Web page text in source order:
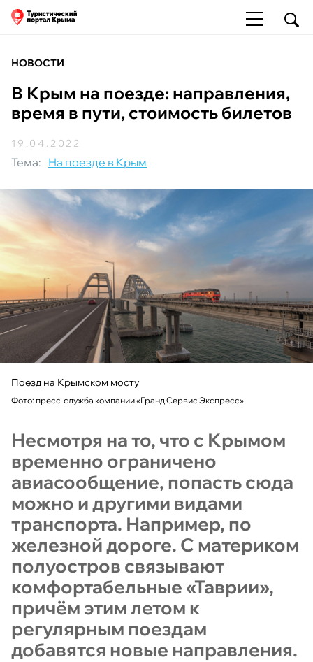
НОВОСТИ
В Крым на поезде: направления,
время в пути, стоимость билетов
19.04.2022
Тема: На поезде в Крым
Поезд на Крымском мосту
Фото: пресс-служба компании «Гранд Сервис Экспресс»
Несмотря на то, что с Крымом
временно ограничено
авиасообщение, попасть сюда
можно и другими видами
транспорта. Например, по
железной дороге. С материком
полуостров связывают
комфортабельные «Таврии»,
причём этим летом к
регулярным поездам
добавятся новые направления.